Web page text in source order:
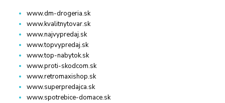
www.dm-drogeria.sk
www.kvalitnytovar.sk
www.najvypredaj.sk
www.topvypredaj.sk
www.top-nabytok.sk
www.proti-skodcom.sk
www.retromaxishop.sk
www.superpredajca.sk
www.spotrebice-domace.sk